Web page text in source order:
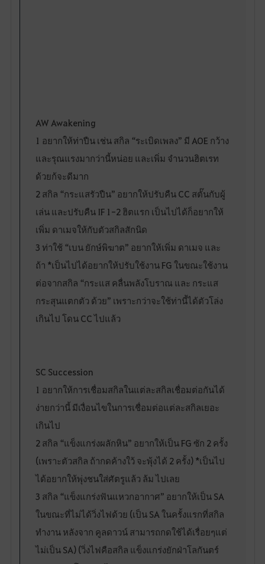
AW Awakening
1 อยากให้ท่าปืน เช่น สกิล “ระเบิดเพลง” มี AOE กว้าง
และรุณแรงมากว่านี้หน่อย และเพิ่ม จำนวนฮิตเรท
ด้วยก้จะดีมาก
2 สกิล “กระแสรัวปืน” อยากให้ปรับคืน CC สตั๊นกับผู้
เล่น และปรับคืน IF 1-2 ฮิตแรก เป็นไปได้ก็อยากให้
เพิ่ม ดาเมจให้กับตัวสกิลสักนิด
3 ท่าใช้ “เบน ยักษ์พิฆาต” อยากให้เพิ่ม ดาเมจ และ
ถ้า *เป็นไปได้อยากให้ปรับใช้งาน FG ในขณะใช้งาน
ต่อจากสกิล “กระแส คลื่นพลังโบราณ และ กระแส
กระสุนแตกตัว ด้วย” เพราะกว่าจะใช้ท่านี้ได้ตัวโล่ง
เกินไป โดน CC ไปแล้ว
SC Succession
1 อยากให้การเชื่อมสกิลในแต่ละสกิลเชื่อมต่อกันได้
ง่ายกว่านี้ มีเงื่อนไขในการเชื่อมต่อแต่ละสกิลเยอะ
เกินไป
2 สกิล “แข็งแกร่งผลักหิน” อยากให้เป็น FG ซัก 2 ครั้ง
(เพราะตัวสกิล ถ้ากดค้างใว้ จะพุ้งได้ 2 ครั้ง) *เป็นไป
ได้อยากให้พุ่งชนใส่ศัตรูแล้ว ล้ม ไปเลย
3 สกิล “แข็งแกร่งฟันแหวกอากาศ” อยากให้เป็น SA
ในขณะที่ไม่ได้วิ่งไฟด้วย (เป็น SA ในครั้งแรกที่สกิล
ทำงาน หลังจาก คูลดาวน์ สามารถกดใช้ได้เรื่อยๆแต่
ไม่เป็น SA) (วิ่งไฟคือสกิล แข็งแกร่งยักฝ่าโลกันตร์